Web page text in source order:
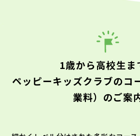
1歳から高校生ま
ペッピーキッズクラブのコ
業料）のご案